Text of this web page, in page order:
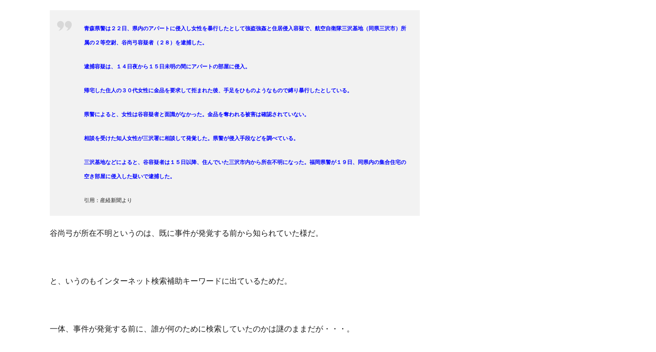
青森県警は２２日、県内のアパートに侵入し女性を暴行したとして強盗強姦と住居侵入容疑で、航空自衛隊三沢基地（同県三沢市）所
属の２等空尉、谷尚弓容疑者（２８）を逮捕した。
逮捕容疑は、１４日夜から１５日未明の間にアパートの部屋に侵入。
帰宅した住人の３０代女性に金品を要求して拒まれた後、手足をひものようなもので縛り暴行したとしている。
県警によると、女性は谷容疑者と面識がなかった。金品を奪われる被害は確認されていない。
相談を受けた知人女性が三沢署に相談して発覚した。県警が侵入手段などを調べている。
三沢基地などによると、谷容疑者は１５日以降、住んでいた三沢市内から所在不明になった。福岡県警が１９日、同県内の集合住宅の
空き部屋に侵入した疑いで逮捕した。
引用：産経新聞より
谷尚弓が所在不明というのは、既に事件が発覚する前から知られていた様だ。
と、いうのもインターネット検索補助キーワードに出ているためだ。
一体、事件が発覚する前に、誰が何のために検索していたのかは謎のままだが・・・。